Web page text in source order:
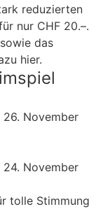
reduzierten
nur CHF 20.–.
das
hier.
November
November
tolle Stimmung